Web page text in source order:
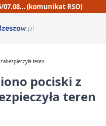
07.08… (komunikat RSO)
teren
pociski z
teren